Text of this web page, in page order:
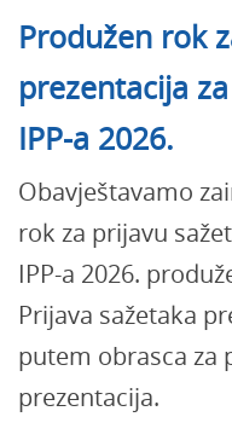
Produžen rok
prezentacija
IPP-a 2026.
Obavještavamo
rok za prijavu
IPP-a 2026.
Prijava sažetaka
putem obrasca za
prezentacija.